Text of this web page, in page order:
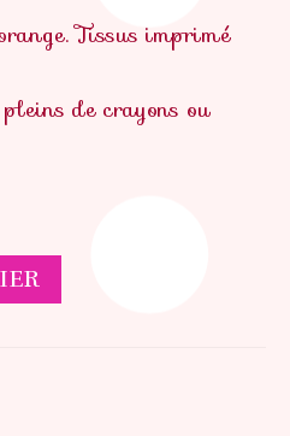
Tissus imprimé
de crayons ou